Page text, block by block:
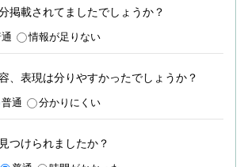
掲載されてましたでしょうか？
情報が足りない
、表現は分りやすかったでしょうか？
普通 分かりにくい
つけられましたか？